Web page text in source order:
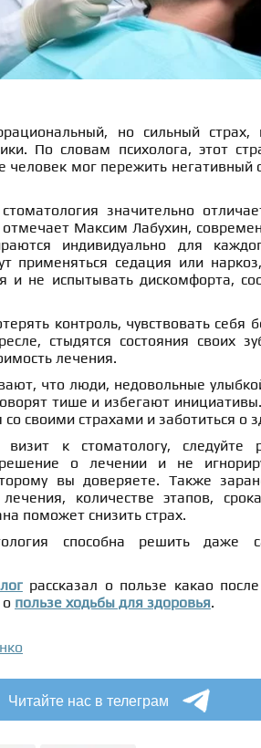
но сильный
По словам психолога, этот
человек мог пережить негативный
значительно
Максим Лабухин,
индивидуально для
применяться седация или
и не испытывать дискомфорта,
контроль, чувствовать себя
стыдятся состояния своих
лечения.
что люди, недовольные
тише и избегают
со своими страхами и заботиться о
к стоматологу, следуйте
о лечении и не
вы доверяете. Также
количестве этапов,
поможет снизить страх.
способна решить даже
рассказал о пользе какао
пользе ходьбы для здоровья.
Читайте нас в телеграм